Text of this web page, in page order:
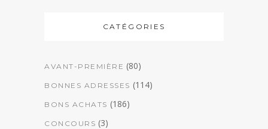
CATÉGORIES
AVANT-PREMIÈRE (80)
BONNES ADRESSES (114)
BONS ACHATS (186)
CONCOURS (3)